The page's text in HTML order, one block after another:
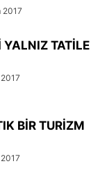
2017
YALNIZ TATİLE
BİR TURİZM